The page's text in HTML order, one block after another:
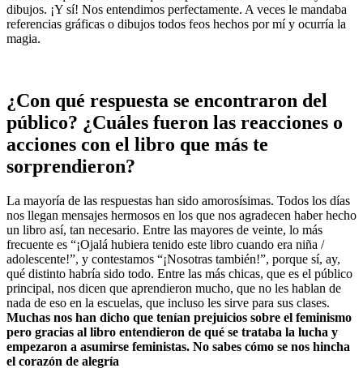
dibujos. ¡Y sí! Nos entendimos perfectamente. A veces le mandaba
referencias gráficas o dibujos todos feos hechos por mí y ocurría la
magia.
¿Con qué respuesta se encontraron del
público? ¿Cuáles fueron las reacciones o
acciones con el libro que más te
sorprendieron?
La mayoría de las respuestas han sido amorosísimas. Todos los días
nos llegan mensajes hermosos en los que nos agradecen haber hecho
un libro así, tan necesario. Entre las mayores de veinte, lo más
frecuente es “¡Ojalá hubiera tenido este libro cuando era niña /
adolescente!”, y contestamos “¡Nosotras también!”, porque sí, ay,
qué distinto habría sido todo. Entre las más chicas, que es el público
principal, nos dicen que aprendieron mucho, que no les hablan de
nada de eso en la escuelas, que incluso les sirve para sus clases.
Muchas nos han dicho que tenían prejuicios sobre el feminismo
pero gracias al libro entendieron de qué se trataba la lucha y
empezaron a asumirse feministas. No sabes cómo se nos hincha
el corazón de alegría